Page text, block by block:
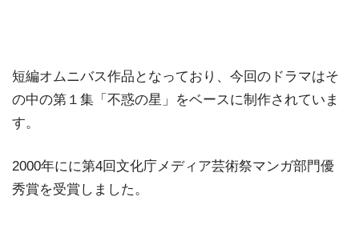
短編オムニバス作品となっており、今回のドラマはそ
の中の第１集「不惑の星」をベースに制作されていま
す。
2000年にに第4回文化庁メディア芸術祭マンガ部門優
秀賞を受賞しました。